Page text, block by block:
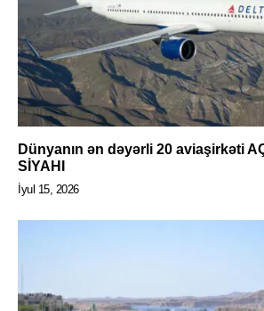
Dünyanın ən dəyərli 20 aviaşirkəti
SİYAHI
İyul 15, 2026